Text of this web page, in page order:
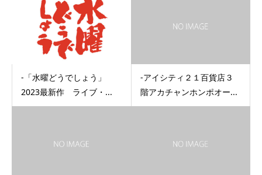
-「水曜どうでしょう」
2023最新作 ライブ・...
-アイシティ２１百貨店３
階アカチャンホンポオー...